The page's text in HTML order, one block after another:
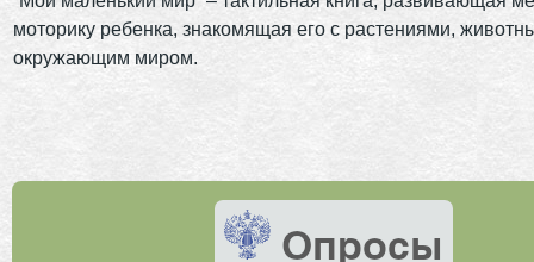
моторику ребенка, знакомящая его с растениями,
окружающим миром.